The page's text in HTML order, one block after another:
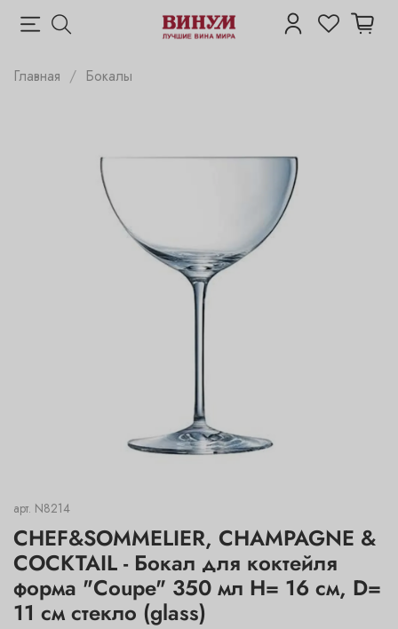
Главная Бокалы
арт. N8214
CHEF&SOMMELIER, CHAMPAGNE &
COCKTAIL - Бокал для коктейля
форма "Coupe" 350 мл H= 16 см, D=
11 см стекло (glass)